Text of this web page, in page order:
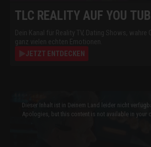
TLC REALITY AUF YOU
JETZT ENTDECKEN
modal
window.
Dieser Inhalt ist in Deinem Land leider nicht
Apologies, but this content is not available in your